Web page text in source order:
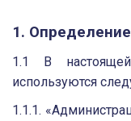
1.
1.1 В настоящей
используются
1.1.1.